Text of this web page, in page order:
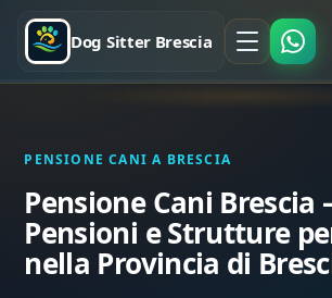
Dog Sitter Brescia
PENSIONE CANI A BRESCIA
Pensione Cani
Pensioni e Strutture
nella Provincia di